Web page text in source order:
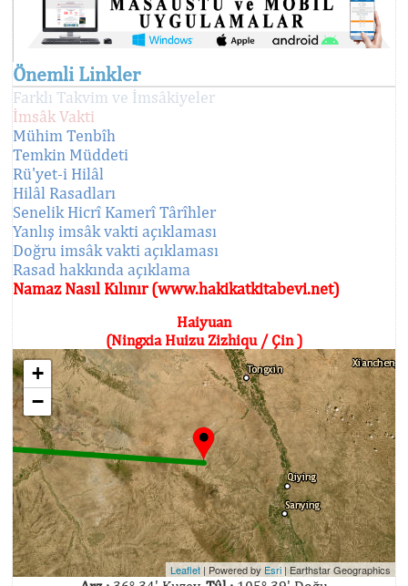
Önemli Linkler
Farklı Takvim ve İmsâkiyeler
İmsâk Vakti
Mühim Tenbîh
Temkin Müddeti
Rü'yet-i Hilâl
Hilâl Rasadları
Senelik Hicrî Kamerî Târîhler
Yanlış imsâk vakti açıklaması
Doğru imsâk vakti açıklaması
Rasad hakkında açıklama
Namaz Nasıl Kılınır (www.hakikatkitabevi.net)
Haiyuan
(Ningxia Huizu Zizhiqu / Çin )
+
−
Leaflet | Powered by Esri| Earthstar Geographics